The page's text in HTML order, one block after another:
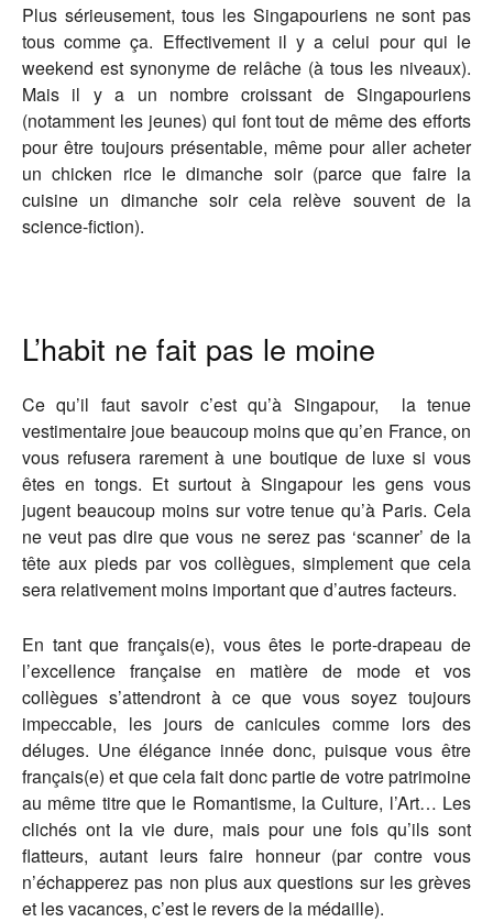
Plus sérieusement, tous les Singapouriens ne sont pas
tous comme ça. Effectivement il y a celui pour qui le
weekend est synonyme de relâche (à tous les niveaux).
Mais il y a un nombre croissant de Singapouriens
(notamment les jeunes) qui font tout de même des efforts
pour être toujours présentable, même pour aller acheter
un chicken rice le dimanche soir (parce que faire la
cuisine un dimanche soir cela relève souvent de la
science-fiction).
L’habit ne fait pas le moine
Ce qu’il faut savoir c’est qu’à Singapour, la tenue
vestimentaire joue beaucoup moins que qu’en France, on
vous refusera rarement à une boutique de luxe si vous
êtes en tongs. Et surtout à Singapour les gens vous
jugent beaucoup moins sur votre tenue qu’à Paris. Cela
ne veut pas dire que vous ne serez pas ‘scanner’ de la
tête aux pieds par vos collègues, simplement que cela
sera relativement moins important que d’autres facteurs.
En tant que français(e), vous êtes le porte-drapeau de
l’excellence française en matière de mode et vos
collègues s’attendront à ce que vous soyez toujours
impeccable, les jours de canicules comme lors des
déluges. Une élégance innée donc, puisque vous être
français(e) et que cela fait donc partie de votre patrimoine
au même titre que le Romantisme, la Culture, l’Art… Les
clichés ont la vie dure, mais pour une fois qu’ils sont
flatteurs, autant leurs faire honneur (par contre vous
n’échapperez pas non plus aux questions sur les grèves
et les vacances, c’est le revers de la médaille).